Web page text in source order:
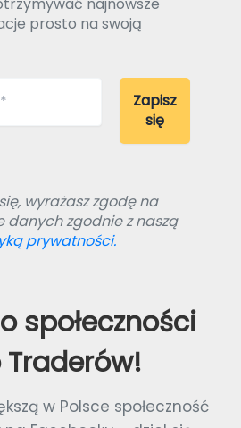
najnowsze
prosto na swoją
wyrażasz zgodę na
danych zgodnie z naszą
prywatności.
społeczności
Traderów!
w Polsce społeczność